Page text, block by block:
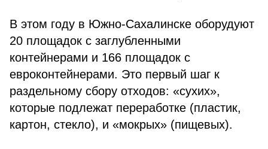
В этом году в Южно-Сахалинске оборудуют
20 площадок с заглубленными
контейнерами и 166 площадок с
евроконтейнерами. Это первый шаг к
раздельному сбору отходов: «сухих»,
которые подлежат переработке (пластик,
картон, стекло), и «мокрых» (пищевых).